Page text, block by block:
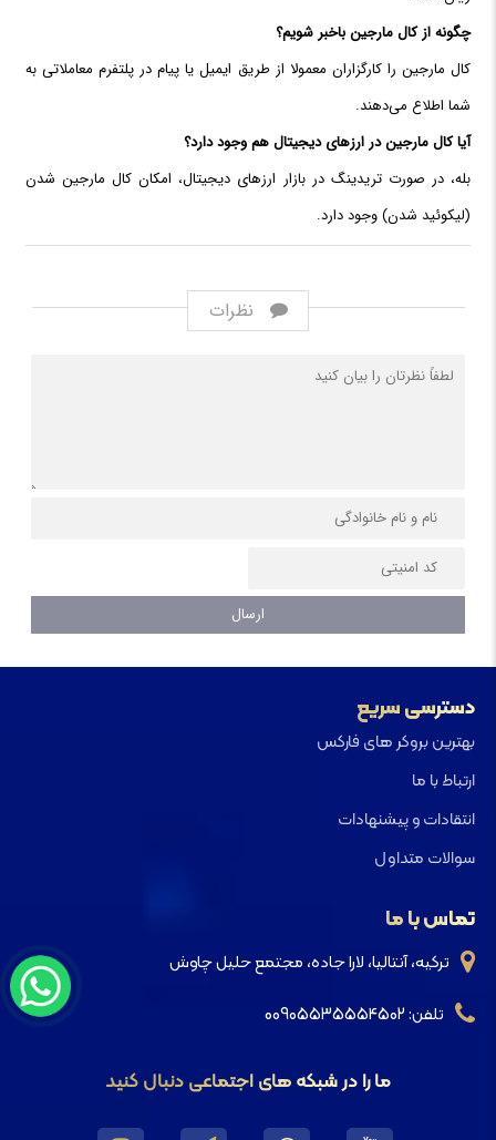
چگونه از کال مارجین باخبر شویم؟
کال مارجین را کارگزاران معمولا از طریق ایمیل یا پیام در پلتفرم معاملاتی به
شما اطلاع می‌دهند.
آیا کال مارجین در ارزهای دیجیتال هم وجود دارد؟
بله، در صورت تریدینگ در بازار ارزهای دیجیتال، امکان کال مارجین شدن
(لیکوئید شدن) وجود دارد.
نظرات
دسترسی سریع
بهترین بروکر های فارکس
ارتباط با ما
انتقادات و پیشنهادات
سوالات متداول
تماس با ما
ترکیه، آنتالیا، لارا جاده، مجتمع حلیل چاوش
تلفن: 00905535554502
ما را در شبکه های اجتماعی دنبال کنید